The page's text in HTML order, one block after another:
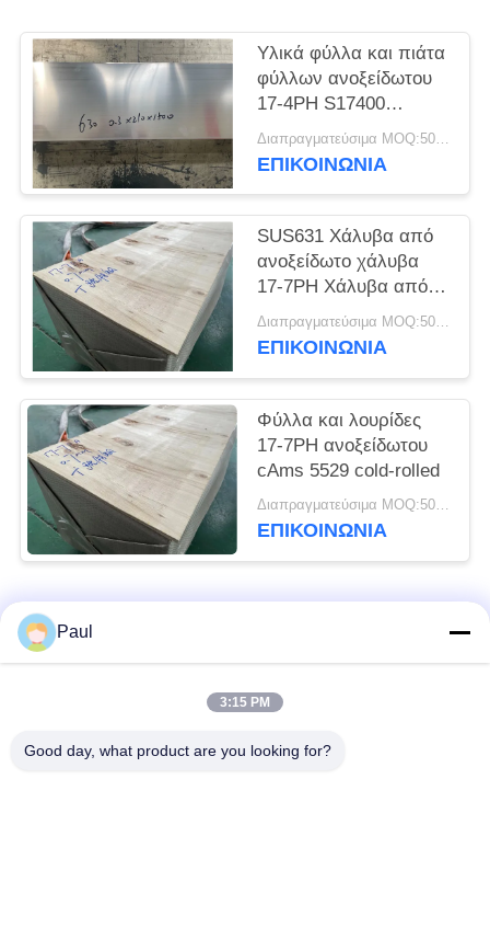
PRIVACY
POLICY
Υλικά φύλλα και πιάτα
φύλλων ανοξείδωτου
17-4PH S17400
SUS630
Διαπραγματεύσιμα MOQ:500 κλ
ΕΠΙΚΟΙΝΩΝΊΑ
SUS631 Χάλυβα από
ανοξείδωτο χάλυβα
17-7PH Χάλυβα από
ανοξείδωτο χάλυβα
Διαπραγματεύσιμα MOQ:500 κλ
ΕΠΙΚΟΙΝΩΝΊΑ
Φύλλα και λουρίδες
17-7PH ανοξείδωτου
cAms 5529 cold-rolled
Διαπραγματεύσιμα MOQ:500 ΚΛ
ΕΠΙΚΟΙΝΩΝΊΑ
Λαϊκή κατηγορία
Σκληραίνοντας
Paul
3:15 PM
Good day, what product are you looking for?